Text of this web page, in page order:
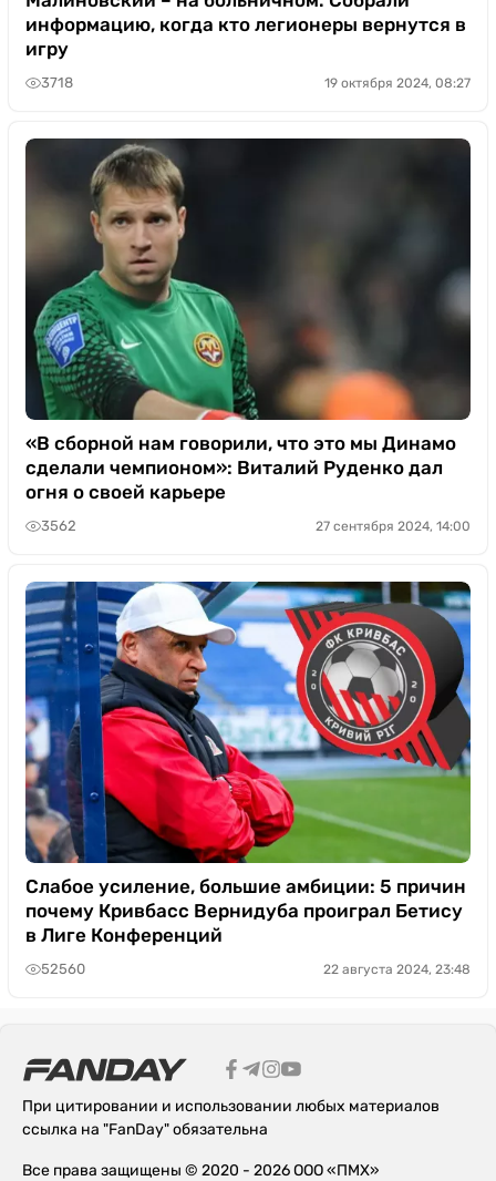
информацию, когда кто легионеры вернутся в
игру
3718 19 октября 2024, 08:27
«В сборной нам говорили, что это мы Динамо
сделали чемпионом»: Виталий Руденко дал
огня о своей карьере
3562 27 сентября 2024, 14:00
Слабое усиление, большие амбиции: 5 причин
почему Кривбасс Вернидуба проиграл Бетису
в Лиге Конференций
52560 22 августа 2024, 23:48
При цитировании и использовании любых материалов
ссылка на "FanDay" обязательна
Все права защищены © 2020 - 2026 ООО «ПМХ»